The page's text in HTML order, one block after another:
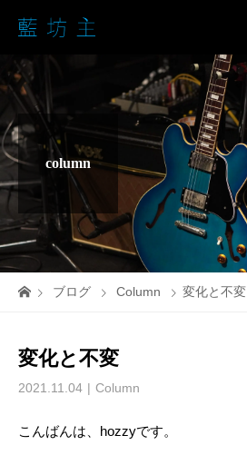
column
ブログ Column 変化と不変
変化と不変
2021.11.04 Column
こんばんは、hozzyです。